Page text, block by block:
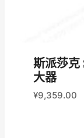
斯派莎克
大器
¥9,359.00